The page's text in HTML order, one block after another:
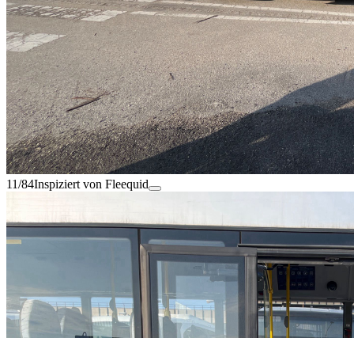
11/84Inspiziert von Fleequid